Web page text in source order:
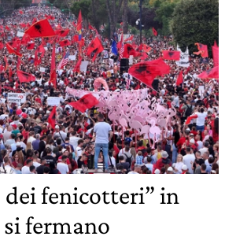
dei fenicotteri” in
fermano